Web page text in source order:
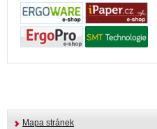
Mapa stránek